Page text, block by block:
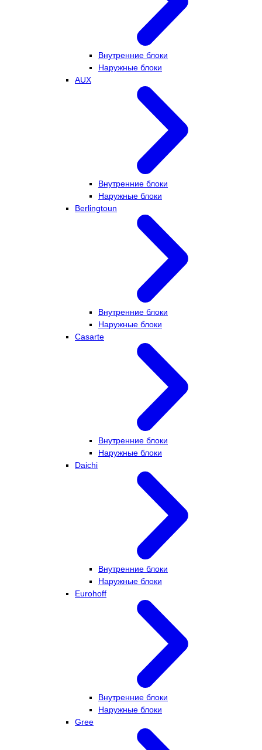
Внутренние блоки
Наружные блоки
AUX
Внутренние блоки
Наружные блоки
Berlingtoun
Внутренние блоки
Наружные блоки
Casarte
Внутренние блоки
Наружные блоки
Daichi
Внутренние блоки
Наружные блоки
Eurohoff
Внутренние блоки
Наружные блоки
Gree